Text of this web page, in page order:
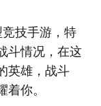
技手游，特
斗情况，在这
英雄，战斗
你。